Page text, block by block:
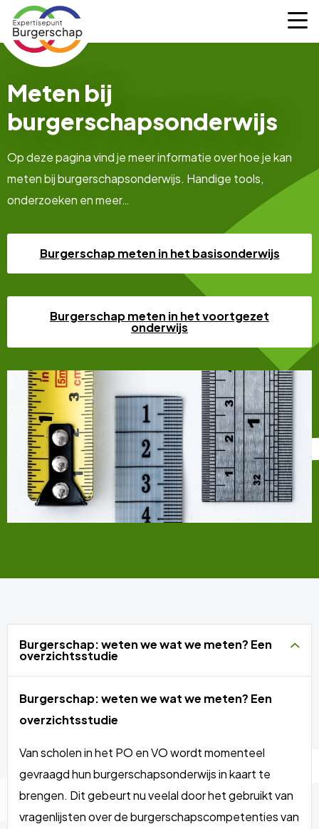
Expertisepunt
Burgerschap
Meten bij
burgerschapsonderwijs
Op deze pagina vind je meer informatie over hoe je kan
meten bij burgerschapsonderwijs. Handige tools,
onderzoeken en meer…
Burgerschap meten in het basisonderwijs
Burgerschap meten in het voortgezet
onderwijs
Burgerschap: weten we wat we meten? Een
overzichtsstudie
Burgerschap: weten we wat we meten? Een
overzichtsstudie
Van scholen in het PO en VO wordt momenteel
gevraagd hun burgerschapsonderwijs in kaart te
brengen. Dit gebeurt nu veelal door het gebruikt van
vragenlijsten over de burgerschapscompetenties van